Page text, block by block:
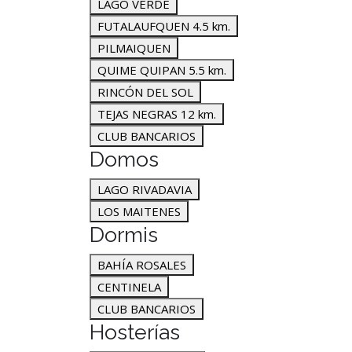
LAGO VERDE
FUTALAUFQUEN 4.5 km.
PILMAIQUEN
QUIME QUIPAN 5.5 km.
RINCÓN DEL SOL
TEJAS NEGRAS 12 km.
CLUB BANCARIOS
Domos
LAGO RIVADAVIA
LOS MAITENES
Dormis
BAHÍA ROSALES
CENTINELA
CLUB BANCARIOS
Hosterías